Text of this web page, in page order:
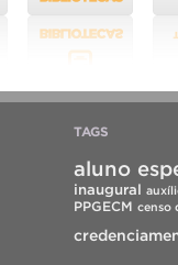
TAGS
aluno
inaugural
PPGECM censo